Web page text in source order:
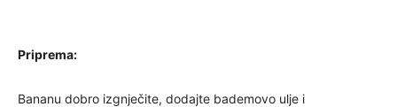
Priprema:
Bananu dobro izgnječite, dodajte bademovo ulje i